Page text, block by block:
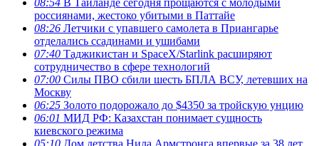
россиянами, жестоко убитыми в Паттайе
08:26 Летчики с упавшего самолета в Приангарье
отделались ссадинами и ушибами
07:40 Таджикистан и SpaceX/Starlink расширяют
сотрудничество в сфере технологий
07:00 Силы ПВО сбили шесть БПЛА ВСУ, летевших на
Москву
06:25 Золото подорожало до $4350 за тройскую унцию
06:01 МИД РФ: Казахстан понимает сущность
киевского режима
05:10 Дом детства Нила Армстронга впервые за 38 лет